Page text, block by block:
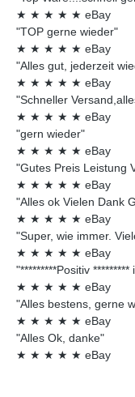
★ ★ ★ ★ ★ eBay
"TOP gerne wieder"
★ ★ ★ ★ ★ eBay
"Alles gut, jederzeit
★ ★ ★ ★ ★ eBay
"Schneller
★ ★ ★ ★ ★ eBay
"gern wieder"
★ ★ ★ ★ ★ eBay
"Gutes Preis Leistung
★ ★ ★ ★ ★ eBay
"Alles ok Vielen Dank
★ ★ ★ ★ ★ eBay
"Super, wie immer.
★ ★ ★ ★ ★ eBay
"*********Positiv
★ ★ ★ ★ ★ eBay
"Alles bestens, gerne
★ ★ ★ ★ ★ eBay
"Alles Ok, danke"
★ ★ ★ ★ ★ eBay